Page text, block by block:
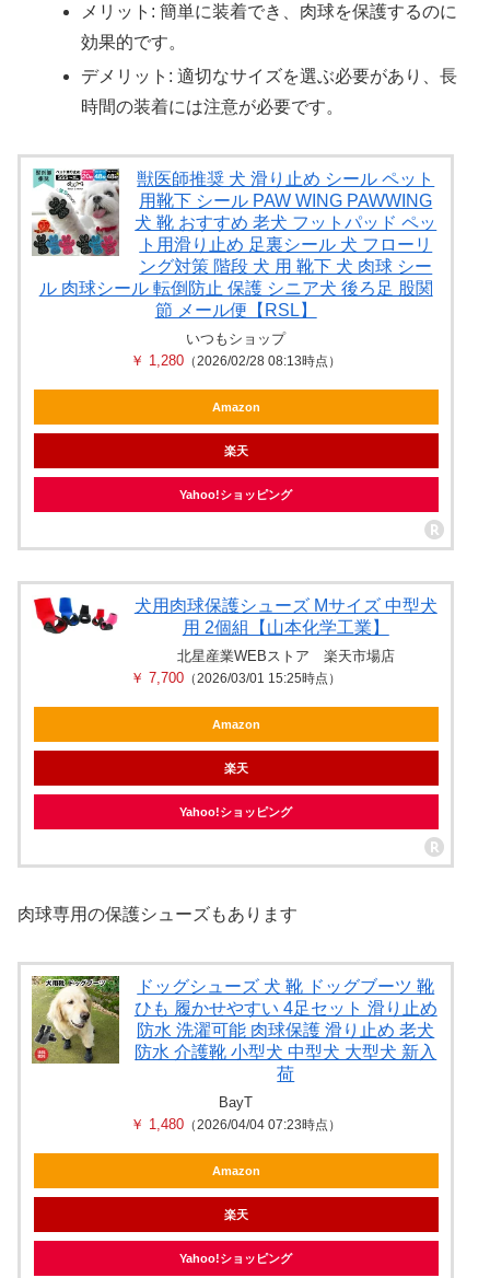
メリット: 簡単に装着でき、肉球を保護するのに
効果的です。
デメリット: 適切なサイズを選ぶ必要があり、長
時間の装着には注意が必要です。
獣医師推奨 犬 滑り止め シール ペット
用靴下 シール PAW WING PAWWING
犬 靴 おすすめ 老犬 フットパッド ペッ
ト用滑り止め 足裏シール 犬 フローリ
ング対策 階段 犬 用 靴下 犬 肉球 シー
ル 肉球シール 転倒防止 保護 シニア犬 後ろ足 股関
節 メール便【RSL】
いつもショップ
￥ 1,280 （2026/02/28 08:13時点）
Amazon
楽天
Yahoo!ショッピング
犬用肉球保護シューズ Mサイズ 中型犬
用 2個組【山本化学工業】
北星産業WEBストア 楽天市場店
￥ 7,700 （2026/03/01 15:25時点）
Amazon
楽天
Yahoo!ショッピング
肉球専用の保護シューズもあります
ドッグシューズ 犬 靴 ドッグブーツ 靴
ひも 履かせやすい 4足セット 滑り止め
防水 洗濯可能 肉球保護 滑り止め 老犬
防水 介護靴 小型犬 中型犬 大型犬 新入
荷
BayT
￥ 1,480 （2026/04/04 07:23時点）
Amazon
楽天
Yahoo!ショッピング